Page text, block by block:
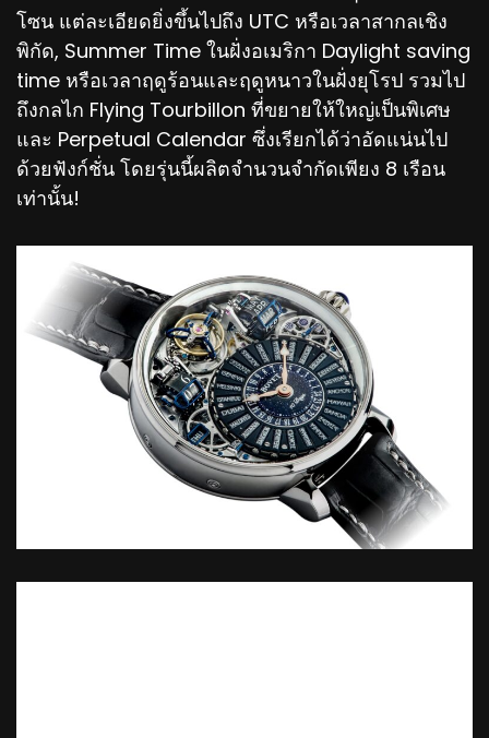
โซน แต่ละเอียดยิ่งขึ้นไปถึง UTC หรือเวลาสากลเชิง
พิกัด, Summer Time ในฝั่งอเมริกา Daylight saving
time หรือเวลาฤดูร้อนและฤดูหนาวในฝั่งยุโรป รวมไป
ถึงกลไก Flying Tourbillon ที่ขยายให้ใหญ่เป็นพิเศษ
และ Perpetual Calendar ซึ่งเรียกได้ว่าอัดแน่นไป
ด้วยฟังก์ชั่น โดยรุ่นนี้ผลิตจำนวนจำกัดเพียง 8 เรือน
เท่านั้น!